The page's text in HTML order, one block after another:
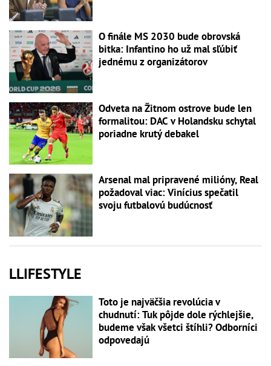
O finále MS 2030 bude obrovská
bitka: Infantino ho už mal sľúbiť
jednému z organizátorov
Odveta na Žitnom ostrove bude len
formalitou: DAC v Holandsku schytal
poriadne krutý debakel
Arsenal mal pripravené milióny, Real
požadoval viac: Vinícius spečatil
svoju futbalovú budúcnosť
LLIFESTYLE
Toto je najväčšia revolúcia v
chudnutí: Tuk pôjde dole rýchlejšie,
budeme však všetci štíhli? Odborníci
odpovedajú